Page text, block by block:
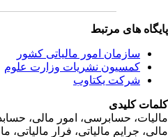
های مرتبط
سازمان امور مالياتی کشور
کمسیون نشریات وزارت علوم
شرکت یکتاوب
کلیدی
حسابرسی، امور مالی،
جرايم مالياتی، فرار مالياتی،